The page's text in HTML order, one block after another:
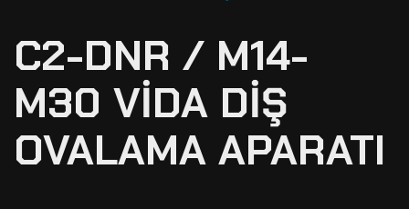
C2-DNR / M14-
M30 VIDA DIŞ
OVALAMA APARATI